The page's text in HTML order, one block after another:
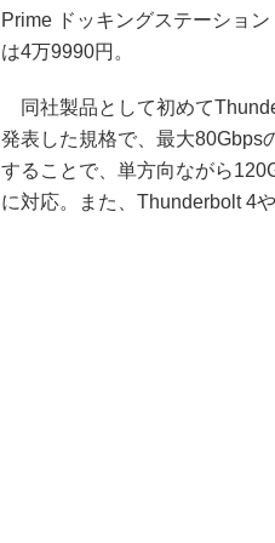
Prime ドッキングステーショ
は4万9990円。
同社製品として初めて
発表した規格で、最大80Gbps
することで、単方向ながら
に対応。また、Thunderbolt 4